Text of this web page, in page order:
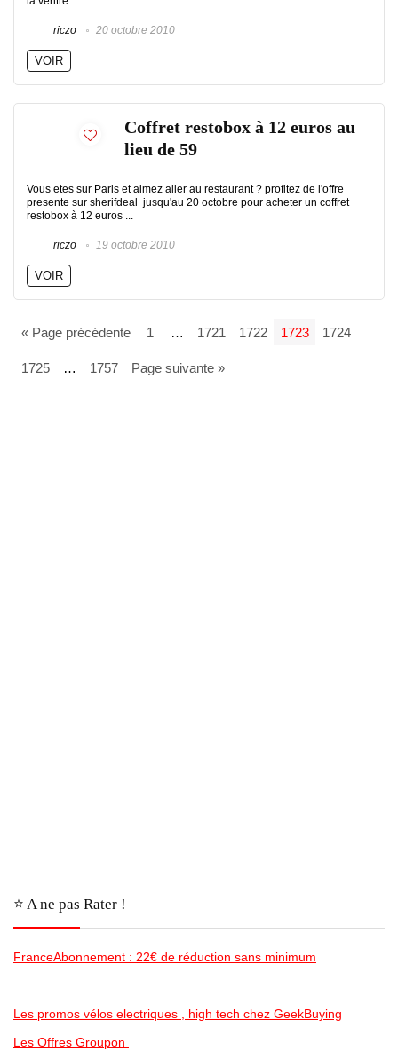
riczo 20 octobre 2010
VOIR
Coffret restobox à 12 euros au
lieu de 59
Vous etes sur Paris et aimez aller au restaurant ? profitez de l'offre
presente sur sherifdeal jusqu'au 20 octobre pour acheter un coffret
restobox à 12 euros ...
riczo 19 octobre 2010
VOIR
« Page précédente 1 … 1721 1722 1723 1724
1725 … 1757 Page suivante »
⭐️ A ne pas Rater !
FranceAbonnement : 22€ de réduction sans minimum
Les promos vélos electriques , high tech chez GeekBuying
Les Offres Groupon